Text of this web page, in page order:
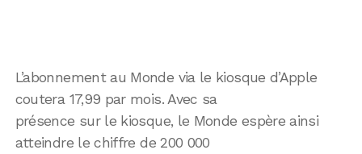
L’abonnement au Monde via le kiosque d’Apple
coutera 17,99 par mois. Avec sa
présence sur le kiosque, le Monde espère ainsi
atteindre le chiffre de 200 000